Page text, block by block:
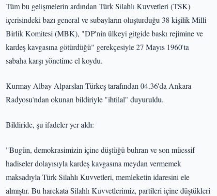
Tüm bu gelişmelerin ardından Türk Silahlı Kuvvetleri (TSK)
içerisindeki bazı general ve subayların oluşturduğu 38 kişilik Milli
Birlik Komitesi (MBK), "DP'nin ülkeyi gitgide baskı rejimine ve
kardeş kavgasına götürdüğü" gerekçesiyle 27 Mayıs 1960'ta
sabaha karşı yönetime el koydu.
Kurmay Albay Alparslan Türkeş tarafından 04.36'da Ankara
Radyosu'ndan okunan bildiriyle "ihtilal" duyuruldu.
Bildiride, şu ifadeler yer aldı:
"Bugün, demokrasimizin içine düştüğü buhran ve son müessif
hadiseler dolayısıyla kardeş kavgasına meydan vermemek
maksadıyla Türk Silahlı Kuvvetleri, memleketin idaresini ele
almıştır. Bu harekata Silahlı Kuvvetlerimiz, partileri içine düştükleri